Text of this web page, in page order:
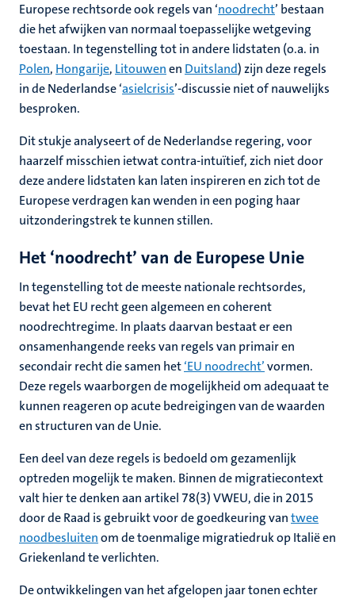
Europese rechtsorde ook regels van ‘noodrecht’ bestaan
die het afwijken van normaal toepasselijke wetgeving
toestaan. In tegenstelling tot in andere lidstaten (o.a. in
Polen, Hongarije, Litouwenen Duitsland) zijn deze regels
in de Nederlandse ‘asielcrisis’-discussie niet of nauwelijks
besproken.
Dit stukje analyseert of de Nederlandse regering, voor
haarzelf misschien ietwat contra-intuïtief, zich niet door
deze andere lidstaten kan laten inspireren en zich tot de
Europese verdragen kan wenden in een poging haar
uitzonderingstrek te kunnen stillen.
Het ‘noodrecht’ van de Europese Unie
In tegenstelling tot de meeste nationale rechtsordes,
bevat het EU recht geen algemeen en coherent
noodrechtregime. In plaats daarvan bestaat er een
onsamenhangende reeks van regels van primair en
secondair recht die samen het‘EU noodrecht’vormen.
Deze regels waarborgen de mogelijkheid om adequaat te
kunnen reageren op acute bedreigingen van de waarden
en structuren van de Unie.
Een deel van deze regels is bedoeld om gezamenlijk
optreden mogelijk te maken. Binnen de migratiecontext
valt hier te denken aan artikel 78(3) VWEU, die in 2015
door de Raad is gebruikt voor de goedkeuring vantwee
noodbesluitenom de toenmalige migratiedruk op Italië en
Griekenland te verlichten.
De ontwikkelingen van het afgelopen jaar tonen echter